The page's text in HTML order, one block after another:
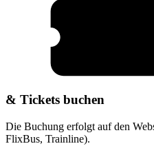
& Tickets buchen
Die Buchung erfolgt auf den
FlixBus, Trainline).